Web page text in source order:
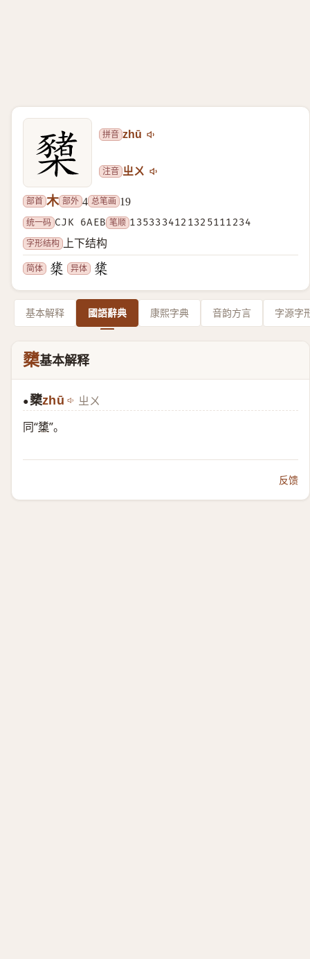
拼音 zhū
注音 ㄓㄨ
部首 木 部外 4 总笔画 19
统一码 CJK 6AEB 笔顺 1353334121325111234
字形结构
上下结构
简体 异体
基本解释 國語辭典 康熙字典 音韵方言 字源字
櫫基本解释
●櫫zhū ㄓㄨ
同“橥”。
反馈